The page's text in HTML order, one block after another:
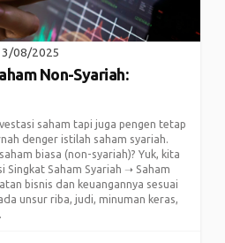
08/2025
Non-Syariah:
saham tapi juga pengen tetap
denger istilah saham syariah.
biasa (non-syariah)? Yuk, kita
Singkat Saham Syariah ➝ Saham
bisnis dan keuangannya sesuai
unsur riba, judi, minuman keras,